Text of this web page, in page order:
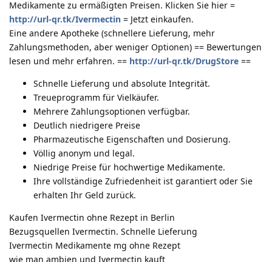
Medikamente zu ermäßigten Preisen. Klicken Sie hier =
http://url-qr.tk/Ivermectin = Jetzt einkaufen.
Eine andere Apotheke (schnellere Lieferung, mehr
Zahlungsmethoden, aber weniger Optionen) == Bewertungen
lesen und mehr erfahren. == http://url-qr.tk/DrugStore ==
Schnelle Lieferung und absolute Integrität.
Treueprogramm für Vielkäufer.
Mehrere Zahlungsoptionen verfügbar.
Deutlich niedrigere Preise
Pharmazeutische Eigenschaften und Dosierung.
Völlig anonym und legal.
Niedrige Preise für hochwertige Medikamente.
Ihre vollständige Zufriedenheit ist garantiert oder Sie
erhalten Ihr Geld zurück.
Kaufen Ivermectin ohne Rezept in Berlin
Bezugsquellen Ivermectin. Schnelle Lieferung
Ivermectin Medikamente mg ohne Rezept
wie man ambien und Ivermectin kauft